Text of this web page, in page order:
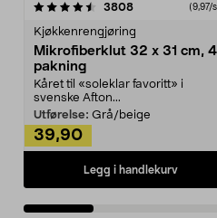
3808anmeldelser(9,97/
Kjøkkenrengjøring
Mikrofiberklut 32 x 31 cm,
pakning
Kåret til «soleklar favoritt» i
svenske Afton...
Utførelse: Grå/beige
39,90
Legg i handlekurv
4.5av 5 stjerner